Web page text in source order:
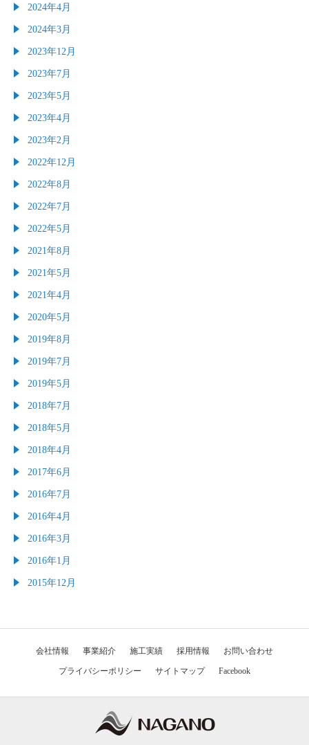
2024年4月
2024年3月
2023年12月
2023年7月
2023年5月
2023年4月
2023年2月
2022年12月
2022年8月
2022年7月
2022年5月
2021年8月
2021年5月
2021年4月
2020年5月
2019年8月
2019年7月
2019年5月
2018年7月
2018年5月
2018年4月
2017年6月
2016年7月
2016年4月
2016年3月
2016年1月
2015年12月
会社情報 事業紹介 施工実績 採用情報 お問い合わせ
プライバシーポリシー サイトマップ Facebook